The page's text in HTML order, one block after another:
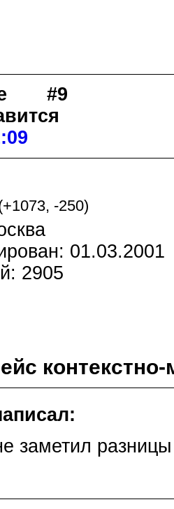
#9
+1073, -250)
01.03.2001
2905
заметил